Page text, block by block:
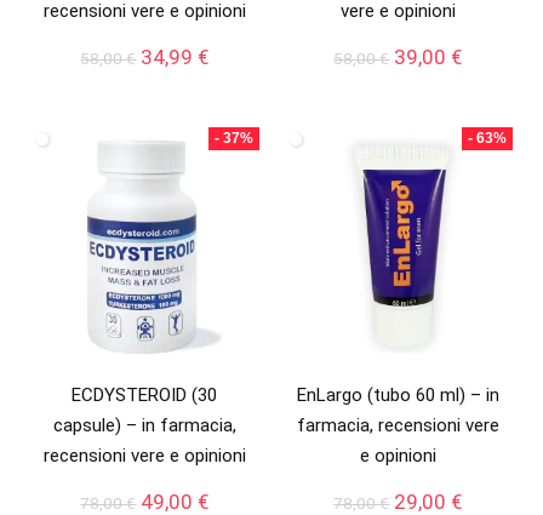
recensioni vere e opinioni
58,00€ Il
58,00 €.
34,99 €Il
è:
34,99 €.
vere e opinioni
58,00€ Il
58,00 €.
39,00 €Il
è:
39,00 €.
- 37%
ECDYSTEROID (30
capsule) – in farmacia,
recensioni vere e opinioni
78,00€ Il
49,00 €Il
- 63%
EnLargo (tubo 60 ml) – in
farmacia, recensioni vere
e opinioni
78,00€ Il
29,00 €Il